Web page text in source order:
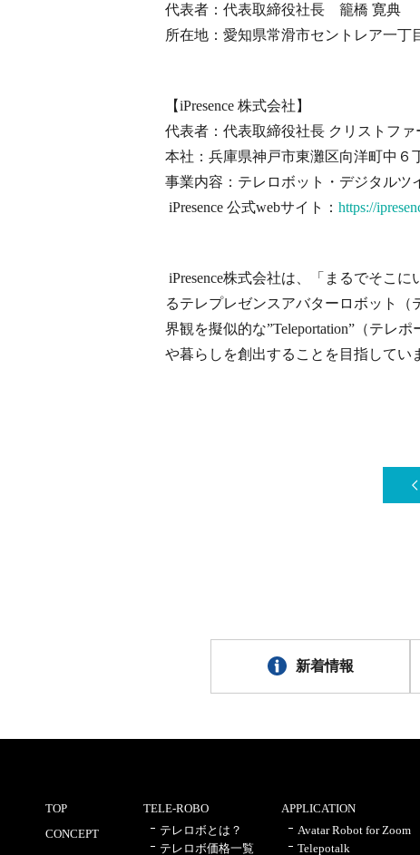
代表者：代表取締役社長 籠橋 寛典
所在地：愛知県常滑市セントレア一丁
【iPresence 株式会社】
代表者：代表取締役社長 クリストフ
本社：兵庫県神戸市東灘区向洋町中６
事業内容：テレロボット・デジタル
iPresence 公式webサイト： https://
iPresence株式会社は、「まるでそこ
るテレプレゼンスアバターロボット
界観を擬似的な”Teleportation”（テレ
や暮らしを創出することを目指してい
新着情報
TOP
CONCEPT
TELE-ROBO
テレロボとは？
テレロボ価格一覧
APPLICATION
Avatar Robot for Zoom
Telepotalk